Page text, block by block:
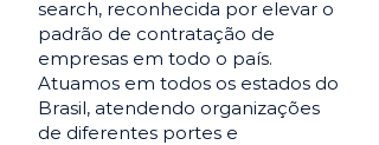
search, reconhecida por elevar o
padrão de contratação de
empresas em todo o país.
Atuamos em todos os estados do
Brasil, atendendo organizações
de diferentes portes e